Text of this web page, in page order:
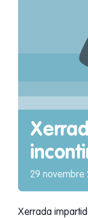
29 novembre
Xerrada